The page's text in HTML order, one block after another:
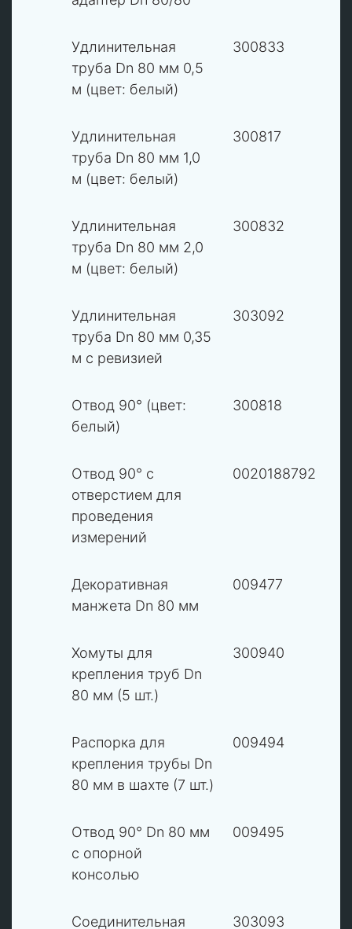
Удлинительная
труба Dn 80 мм 0,5
м (цвет: белый)
300833
Удлинительная
труба Dn 80 мм 1,0
м (цвет: белый)
300817
Удлинительная
труба Dn 80 мм 2,0
м (цвет: белый)
300832
Удлинительная
труба Dn 80 мм 0,35
м с ревизией
303092
Отвод 90° (цвет:
белый)
300818
Отвод 90° с
отверстием для
проведения
измерений
0020188792
Декоративная
манжета Dn 80 мм
009477
Хомуты для
крепления труб Dn
80 мм (5 шт.)
300940
Распорка для
крепления трубы Dn
80 мм в шахте (7 шт.)
009494
Отвод 90° Dn 80 мм
с опорной
консолью
009495
Соединительная 303093